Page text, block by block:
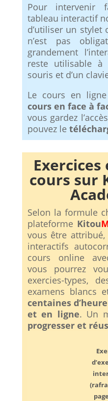
Pour intervenir
tableau interactif
d’utiliser un stylet
n’est pas
grandement
reste utilisable à
souris et d’un
Le cours en
cours en face à
vous gardez
pouvez le
Exercices
cours sur
Selon la formule
plateforme Kitou
vous être
interactifs
cours online
vous pourrez
exercies-types,
examens blancs
centaines
et en ligne. Un
progresser et